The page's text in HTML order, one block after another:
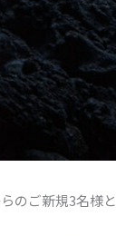
のご新規3名様